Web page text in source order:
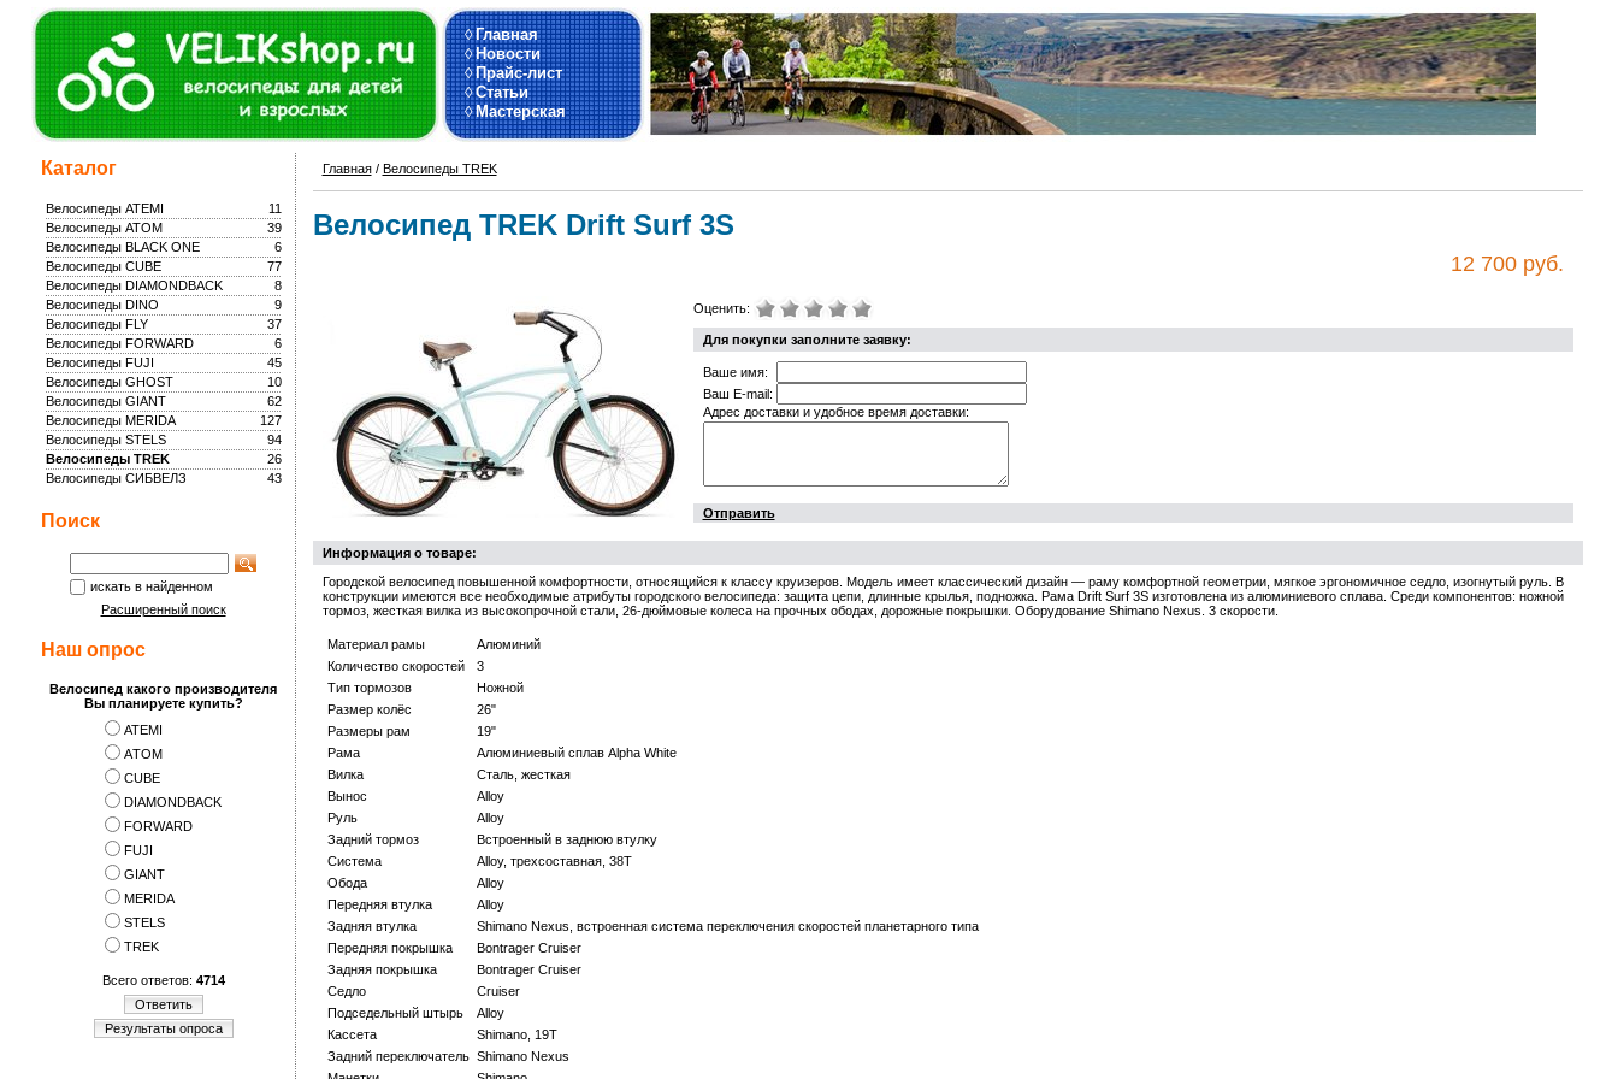
◊Главная
◊Новости
◊Прайс-лист
◊Статьи
◊Мастерская
Каталог
11
Велосипеды ATEMI
39
Велосипеды ATOM
6
Велосипеды BLACK ONE
77
Велосипеды CUBE
8
Велосипеды DIAMONDBACK
9
Велосипеды DINO
37
Велосипеды FLY
6
Велосипеды FORWARD
45
Велосипеды FUJI
10
Велосипеды GHOST
62
Велосипеды GIANT
127
Велосипеды MERIDA
94
Велосипеды STELS
26
Велосипеды TREK
43
Велосипеды СИБВЕЛЗ
Поиск
искать в найденном
Расширенный поиск
Наш опрос
Велосипед какого производителя
Вы планируете купить?
ATEMI
АTOM
CUBE
DIAMONDBACK
FORWARD
FUJI
GIANT
MERIDA
STELS
TREK
Всего ответов: 4714
Ответить
Результаты опроса
Главная/ Велосипеды TREK
Велосипед TREK Drift Surf 3S
12 700 руб.
Оценить:
Для покупки заполните заявку:
Ваше имя:
Ваш E-mail:
Адрес доставки и удобное время доставки:
Отправить
Информация о товаре:
Городской велосипед повышенной комфортности, относящийся к классу круизеров. Модель имеет классический дизайн — раму комфортной геометрии, мягкое эргономичное седло, изогнутый руль. В
конструкции имеются все необходимые атрибуты городского велосипеда: защита цепи, длинные крылья, подножка. Рама Drift Surf 3S изготовлена из алюминиевого сплава. Среди компонентов: ножной
тормоз, жесткая вилка из высокопрочной стали, 26-дюймовые колеса на прочных ободах, дорожные покрышки. Оборудование Shimano Nexus. 3 скорости.
Материал рамы
Алюминий
Количество скоростей
3
Тип тормозов
Ножной
Размер колёс
26"
Размеры рам
19"
Рама
Алюминиевый сплав Alpha White
Вилка
Сталь, жесткая
Вынос
Alloy
Руль
Alloy
Задний тормоз
Встроенный в заднюю втулку
Система
Alloy, трехсоставная, 38T
Обода
Alloy
Передняя втулка
Alloy
Задняя втулка
Shimano Nexus, встроенная система переключения скоростей планетарного типа
Передняя покрышка
Bontrager Cruiser
Задняя покрышка
Bontrager Cruiser
Седло
Cruiser
Подседельный штырь
Alloy
Кассета
Shimano, 19T
Задний переключатель Shimano Nexus